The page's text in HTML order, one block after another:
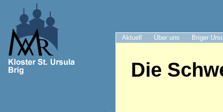
Aktuell Über uns Briger
Die